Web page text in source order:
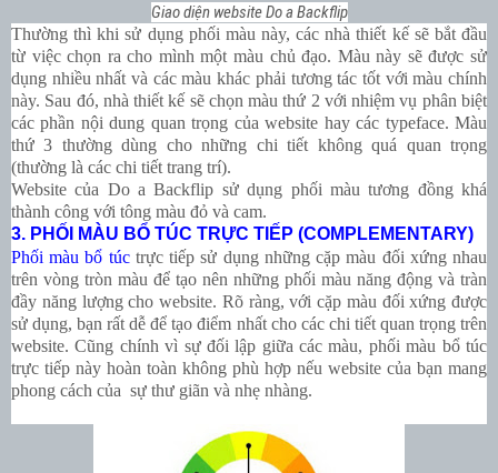
Giao diện website Do a Backflip
Thường thì khi sử dụng phối màu này, các nhà thiết kế sẽ bắt đầu
từ việc chọn ra cho mình một màu chủ đạo. Màu này sẽ được sử
dụng nhiều nhất và các màu khác phải tương tác tốt với màu chính
này. Sau đó, nhà thiết kế sẽ chọn màu thứ 2 với nhiệm vụ phân biệt
các phần nội dung quan trọng của website hay các typeface. Màu
thứ 3 thường dùng cho những chi tiết không quá quan trọng
(thường là các chi tiết trang trí).
Website của Do a Backflip sử dụng phối màu tương đồng khá
thành công với tông màu đỏ và cam.
3. PHỐI MÀU BỔ TÚC TRỰC TIẾP (COMPLEMENTARY)
Phối màu bổ túctrực tiếp sử dụng những cặp màu đối xứng nhau
trên vòng tròn màu để tạo nên những phối màu năng động và tràn
đầy năng lượng cho website. Rõ ràng, với cặp màu đối xứng được
sử dụng, bạn rất dễ để tạo điểm nhất cho các chi tiết quan trọng trên
website. Cũng chính vì sự đối lập giữa các màu, phối màu bổ túc
trực tiếp này hoàn toàn không phù hợp nếu website của bạn mang
phong cách của sự thư giãn và nhẹ nhàng.